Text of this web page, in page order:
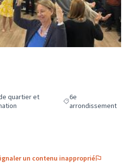
résultats de la catégorie : Vie de
quartier et
Filtrer les résultats
6e
arrondissement
un contenu inapproprié